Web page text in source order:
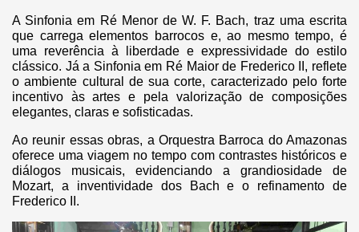
A Sinfonia em Ré Menor de W. F. Bach, traz uma escrita
que carrega elementos barrocos e, ao mesmo tempo, é
uma reverência à liberdade e expressividade do estilo
clássico. Já a Sinfonia em Ré Maior de Frederico II, reflete
o ambiente cultural de sua corte, caracterizado pelo forte
incentivo às artes e pela valorização de composições
elegantes, claras e sofisticadas.
Ao reunir essas obras, a Orquestra Barroca do Amazonas
oferece uma viagem no tempo com contrastes históricos e
diálogos musicais, evidenciando a grandiosidade de
Mozart, a inventividade dos Bach e o refinamento de
Frederico II.